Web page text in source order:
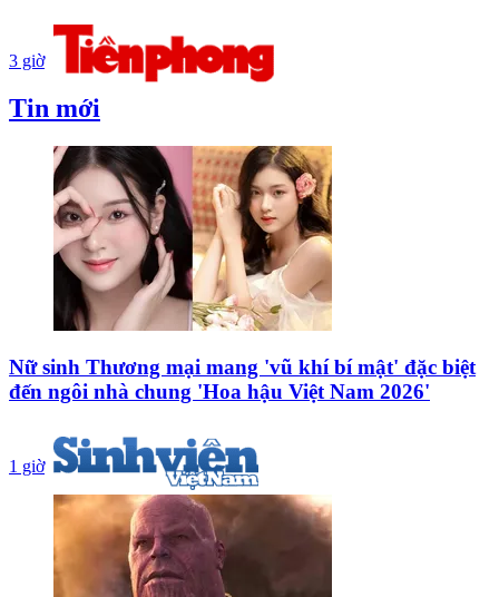
3 giờ
Tin mới
Nữ sinh Thương mại mang 'vũ khí bí mật' đặc biệt
đến ngôi nhà chung 'Hoa hậu Việt Nam 2026'
1 giờ